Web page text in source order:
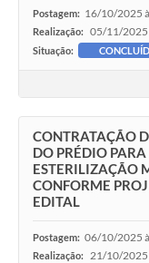
Postagem: 16/10/2025
Realização: 05/11/2025
Situação:
CONTRATAÇÃO
DO PRÉDIO
ESTERILIZAÇÃO
CONFORME
EDITAL
Postagem: 06/10/2025
Realização: 21/10/2025